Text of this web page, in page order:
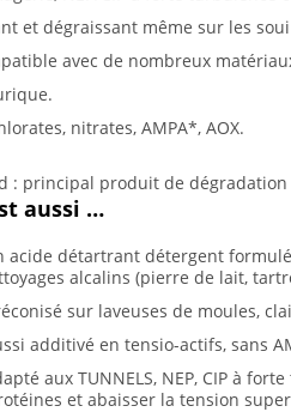
et dégraissant même sur les
avec de nombreux
nitrates, AMPA*, AOX.
: principal produit de
aussi …
acide détartrant détergent
alcalins (pierre de lait,
sur laveuses de moules,
additivé en tensio-actifs, sans
aux TUNNELS, NEP, CIP à
et abaisser la tension